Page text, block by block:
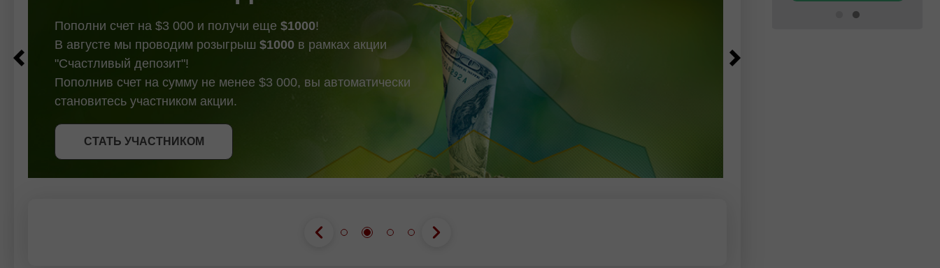
СТАТЬ УЧАСТНИКОМ
Пополни счет на $3 000 и получи еще $1000!
В августе мы проводим розыгрыш $1000 в рамках акции
"Счастливый депозит"!
Пополнив счет на сумму не менее $3 000, вы автоматически
становитесь участником акции.
СТАТЬ УЧАСТНИКОМ
ПОЛУЧИТЬ БОНУС